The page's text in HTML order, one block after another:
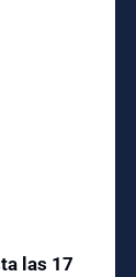
las 17